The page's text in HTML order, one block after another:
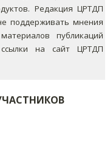
Редакция ЦРТДП
поддерживать мнения
публикаций
на сайт ЦРТДП